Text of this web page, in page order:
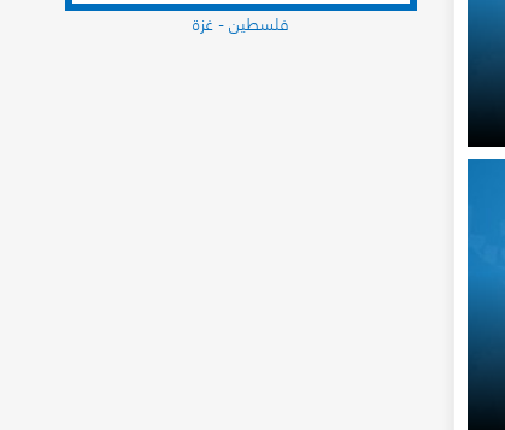
فلسطين - غزة